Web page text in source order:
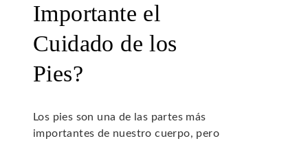
Importante el
Cuidado de los
Pies?
Los pies son una de las partes más
importantes de nuestro cuerpo, pero